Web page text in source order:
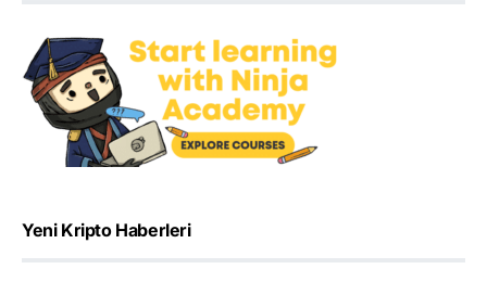
Yeni Kripto Haberleri